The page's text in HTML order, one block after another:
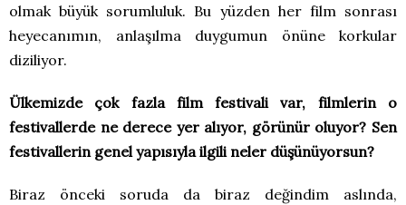
olmak büyük sorumluluk. Bu yüzden her film sonrası
heyecanımın, anlaşılma duygumun önüne korkular
diziliyor.
Ülkemizde çok fazla film festivali var, filmlerin o
festivallerde ne derece yer alıyor, görünür oluyor? Sen
festivallerin genel yapısıyla ilgili neler düşünüyorsun?
Biraz önceki soruda da biraz değindim aslında,